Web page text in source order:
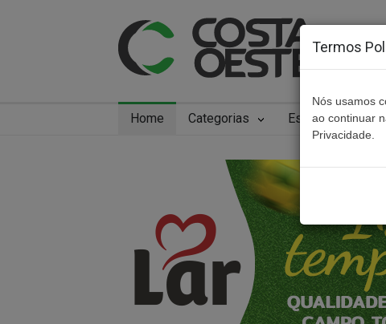
Home Categorias Especiais
Termos
Nós usamos
ao continuar
Privacidade.